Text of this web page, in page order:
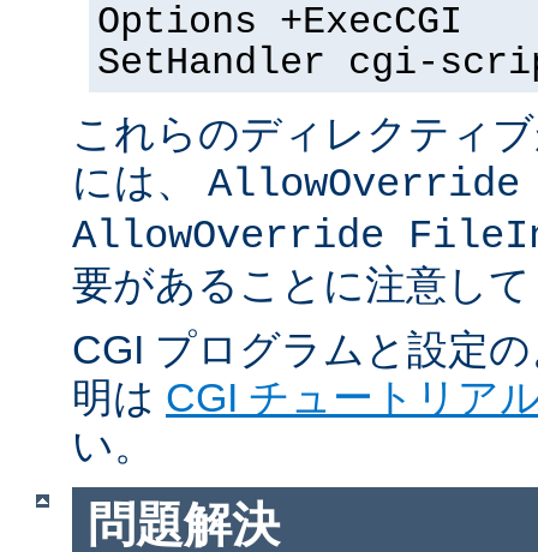
Options +ExecCGI
SetHandler cgi-
これらのディレクティ
には、 AllowOverride
AllowOverride
要があることに注意し
CGI プログラムと設定
明は CGI チュートリア
い。
問題解決